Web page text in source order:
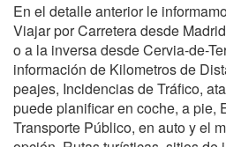
En el detalle anterior le
Viajar por Carretera desde
o a la inversa desde Cervia-de-
información de Kilometros de
peajes, Incidencias de Tráfico,
puede planificar en coche, a pie,
Transporte Público, en auto y el